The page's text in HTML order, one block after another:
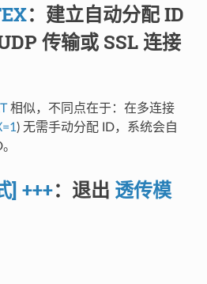
：建立自动分配 ID
传输或 SSL 连接
相似，不同点在于：在多连接
) 无需手动分配 ID，系统会自
] +++：退出 透传模